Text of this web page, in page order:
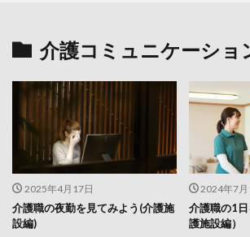
介護コミュニケーショ
2025年4月17日
介護職の夜勤を見てみよう(介護施
設編)
2024年7月
介護職の1
護施設編）